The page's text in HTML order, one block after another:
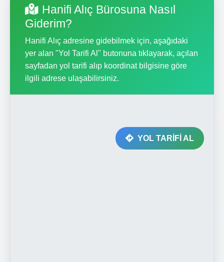
Hanifi Alıç Bürosuna Nasıl
Giderim?
Hanifi Alıç adresine gidebilmek için, aşağıdaki
yer alan "Yol Tarifi Al" butonuna tıklayarak, açılan
sayfadan yol tarifi alıp koordinat bilgisine göre
ilgili adrese ulaşabilirsiniz.
YOL TARİFİ AL